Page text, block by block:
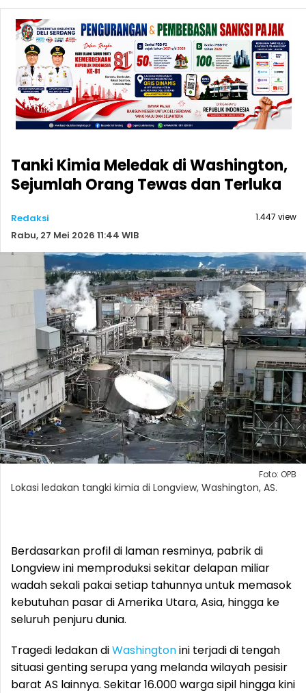
Tanki Kimia Meledak di Washington,
Sejumlah Orang Tewas dan Terluka
Redaksi
Rabu, 27 Mei 2026 11:44 WIB
1.447 view
Foto: OPB
Lokasi ledakan tangki kimia di Longview, Washington, AS.
Berdasarkan profil di laman resminya, pabrik di
Longview ini memproduksi sekitar delapan miliar
wadah sekali pakai setiap tahunnya untuk memasok
kebutuhan pasar di Amerika Utara, Asia, hingga ke
seluruh penjuru dunia.
Tragedi ledakan diWashingtonini terjadi di tengah
situasi genting serupa yang melanda wilayah pesisir
barat AS lainnya. Sekitar 16.000 warga sipil hingga kini